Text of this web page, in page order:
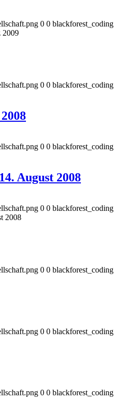
0 0 blackforest_coding
2009
0 0 blackforest_coding
0 0 blackforest_coding
August 2008
0 0 blackforest_coding
2008
0 0 blackforest_coding
0 0 blackforest_coding
0 0 blackforest_coding